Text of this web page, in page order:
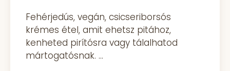
Fehérjedús, vegán, csicseriborsós
krémes étel, amit ehetsz pitához,
kenheted pirítósra vagy tálalhatod
mártogatósnak.